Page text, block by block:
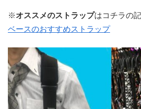
※オススメのストラップはコチラの
ベースのおすすめストラップ